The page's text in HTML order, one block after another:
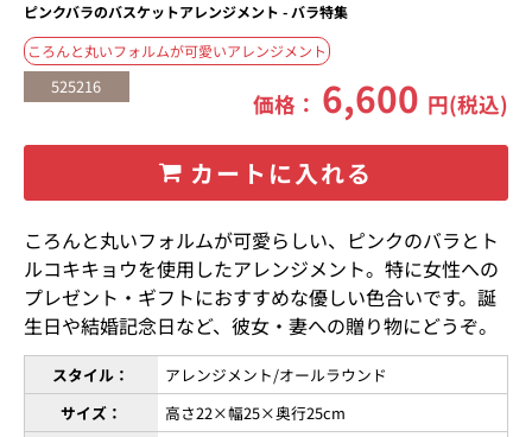
ピンクバラのバスケットアレンジメント - バラ特集
ころんと丸いフォルムが可愛いアレンジメント
525216
価格： 6,600 円(税込)
カートに入れる
ころんと丸いフォルムが可愛らしい、ピンクのバラとト
ルコキキョウを使用したアレンジメント。特に女性への
プレゼント・ギフトにおすすめな優しい色合いです。誕
生日や結婚記念日など、彼女・妻への贈り物にどうぞ。
スタイル：
アレンジメント/オールラウンド
サイズ：
高さ22×幅25×奥行25cm